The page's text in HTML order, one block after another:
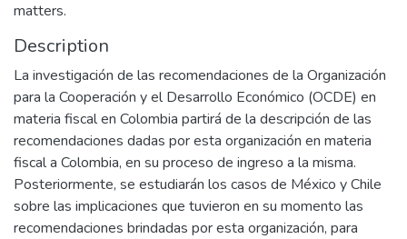
matters.
Description
La investigación de las recomendaciones de la Organización
para la Cooperación y el Desarrollo Económico (OCDE) en
materia fiscal en Colombia partirá de la descripción de las
recomendaciones dadas por esta organización en materia
fiscal a Colombia, en su proceso de ingreso a la misma.
Posteriormente, se estudiarán los casos de México y Chile
sobre las implicaciones que tuvieron en su momento las
recomendaciones brindadas por esta organización, para